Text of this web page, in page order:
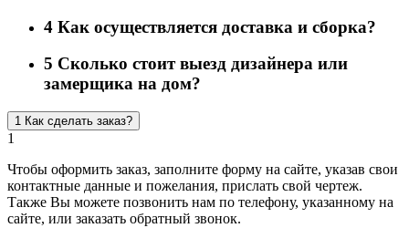
4 Как осуществляется доставка и сборка?
5 Сколько стоит выезд дизайнера или
замерщика на дом?
1 Как сделать заказ?
1
Чтобы оформить заказ, заполните форму на сайте, указав свои
контактные данные и пожелания, прислать свой чертеж.
Также Вы можете позвонить нам по телефону, указанному на
сайте, или заказать обратный звонок.